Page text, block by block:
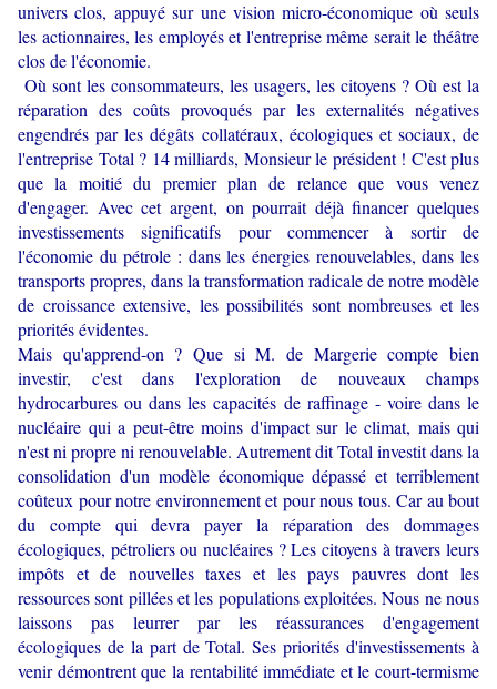
univers clos, appuyé sur une vision micro-économique où seuls
les actionnaires, les employés et l'entreprise même serait le théâtre
clos de l'économie.
Où sont les consommateurs, les usagers, les citoyens ? Où est la
réparation des coûts provoqués par les externalités négatives
engendrés par les dégâts collatéraux, écologiques et sociaux, de
l'entreprise Total ? 14 milliards, Monsieur le président ! C'est plus
que la moitié du premier plan de relance que vous venez
d'engager. Avec cet argent, on pourrait déjà financer quelques
investissements significatifs pour commencer à sortir de
l'économie du pétrole : dans les énergies renouvelables, dans les
transports propres, dans la transformation radicale de notre modèle
de croissance extensive, les possibilités sont nombreuses et les
priorités évidentes.
Mais qu'apprend-on ? Que si M. de Margerie compte bien
investir, c'est dans l'exploration de nouveaux champs
hydrocarbures ou dans les capacités de raffinage - voire dans le
nucléaire qui a peut-être moins d'impact sur le climat, mais qui
n'est ni propre ni renouvelable. Autrement dit Total investit dans la
consolidation d'un modèle économique dépassé et terriblement
coûteux pour notre environnement et pour nous tous. Car au bout
du compte qui devra payer la réparation des dommages
écologiques, pétroliers ou nucléaires ? Les citoyens à travers leurs
impôts et de nouvelles taxes et les pays pauvres dont les
ressources sont pillées et les populations exploitées. Nous ne nous
laissons pas leurrer par les réassurances d'engagement
écologiques de la part de Total. Ses priorités d'investissements à
venir démontrent que la rentabilité immédiate et le court-termisme